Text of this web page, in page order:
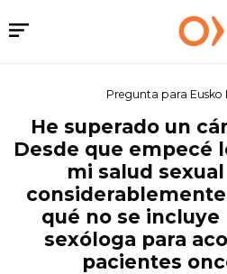
Pregunta para Eusko
He superado un
Desde que empecé
mi salud
qué no se incluye
sexóloga para
pacientes